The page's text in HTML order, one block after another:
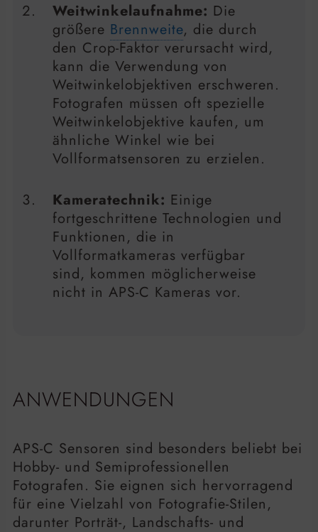
Weitwinkelaufnahme: Die
größere Brennweite, die durch
den Crop-Faktor verursacht wird,
kann die Verwendung von
Weitwinkelobjektiven erschweren.
Fotografen müssen oft spezielle
Weitwinkelobjektive kaufen, um
ähnliche Winkel wie bei
Vollformatsensoren zu erzielen.
Kameratechnik: Einige
fortgeschrittene Technologien und
Funktionen, die in
Vollformatkameras verfügbar
sind, kommen möglicherweise
nicht in APS-C Kameras vor.
ANWENDUNGEN
APS-C Sensoren sind besonders beliebt bei
Hobby- und Semiprofessionellen
Fotografen. Sie eignen sich hervorragend
für eine Vielzahl von Fotografie-Stilen,
darunter Porträt-, Landschafts- und